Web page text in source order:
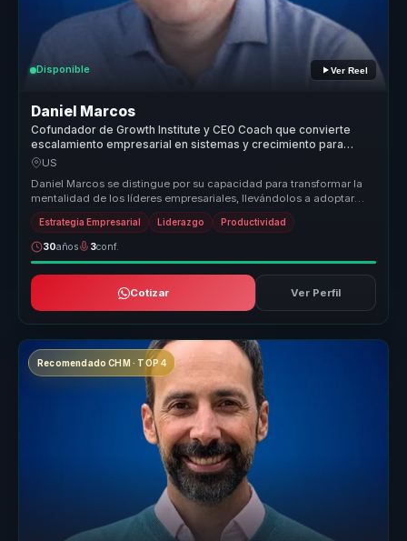
Disponible Ver Reel
Daniel Marcos
Cofundador de Growth Institute y CEO Coach que convierte
escalamiento empresarial en sistemas y crecimiento para
lideres y empresas.
US
Daniel Marcos se distingue por su capacidad para transformar la
mentalidad de los líderes empresariales, llevándolos a adoptar
una visión...
Estrategia Empresarial Liderazgo Productividad
30años 3conf.
Cotizar Ver Perfil
Recomendado CHM · TOP 4